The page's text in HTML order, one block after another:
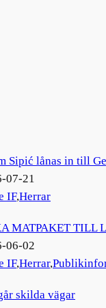
Sipić lånas in till
07-21
IF,Herrar
MATPAKET TILL
06-02
IF,Herrar,
skilda vägar